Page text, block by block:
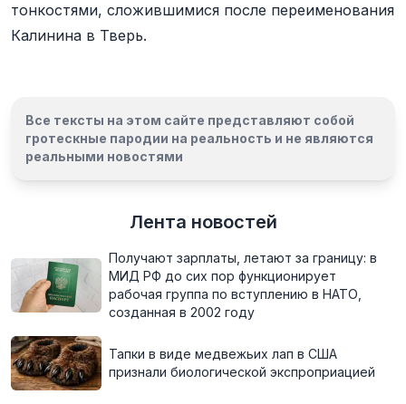
тонкостями, сложившимися после переименования
Калинина в Тверь.
Все тексты на этом сайте представляют собой
гротескные пародии на реальность и не являются
реальными новостями
Лента новостей
Получают зарплаты, летают за границу: в
МИД РФ до сих пор функционирует
рабочая группа по вступлению в НАТО,
созданная в 2002 году
Тапки в виде медвежьих лап в США
признали биологической экспроприацией